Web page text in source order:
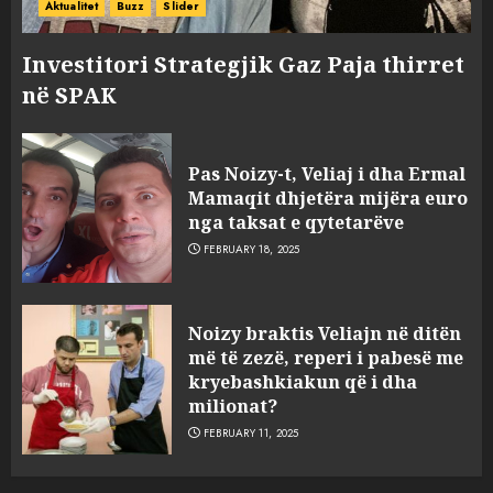
Aktualitet Buzz Slider
Investitori Strategjik Gaz Paja thirret
në SPAK
Pas Noizy-t, Veliaj i dha Ermal
Mamaqit dhjetëra mijëra euro
nga taksat e qytetarëve
FEBRUARY 18, 2025
Noizy braktis Veliajn në ditën
më të zezë, reperi i pabesë me
kryebashkiakun që i dha
milionat?
FEBRUARY 11, 2025
3
sulmuan “One Albania”,
ngjarja u fsheh. A u vodhën
serverat?
MARCH 25, 2025